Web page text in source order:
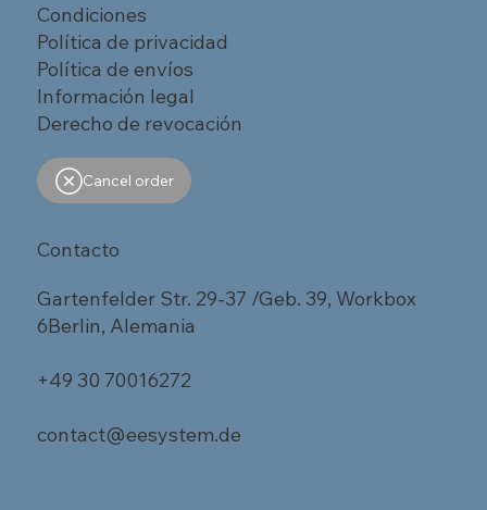
Condiciones
Política de privacidad
Política de envíos
Información legal
Derecho de revocación
Cancel order
Contacto
Gartenfelder Str. 29-37 /Geb. 39, Workbox
6Berlin, Alemania
+49 30 70016272
contact@eesystem.de